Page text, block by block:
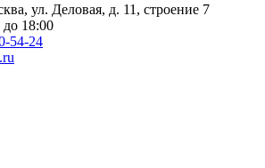
ул. Деловая, д. 11, строение 7
18:00
54-24